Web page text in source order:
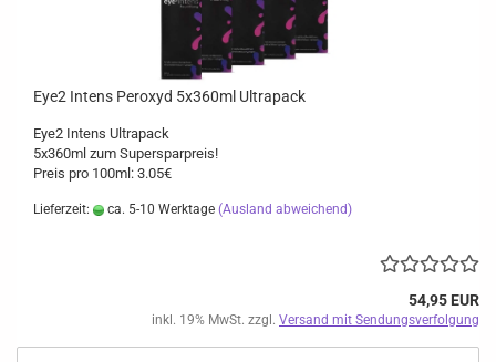
Eye2 Intens Peroxyd 5x360ml Ultrapack
Eye2 Intens Ultrapack
5x360ml zum Supersparpreis!
Preis pro 100ml: 3.05€
Lieferzeit: ca. 5-10 Werktage (Ausland abweichend)
54,95 EUR
inkl. 19% MwSt. zzgl. Versand mit Sendungsverfolgung